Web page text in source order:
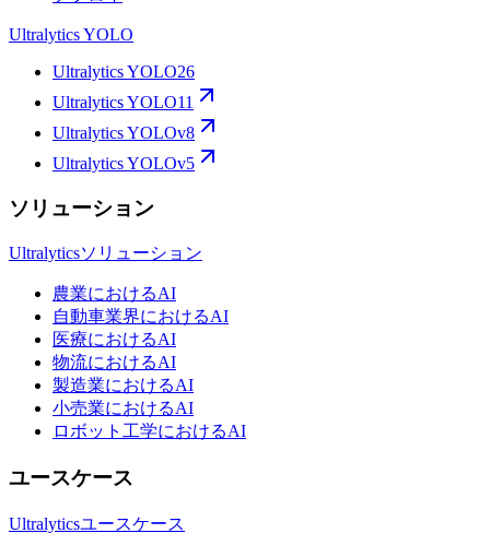
Ultralytics YOLO
Ultralytics YOLO26
Ultralytics YOLO11
Ultralytics YOLOv8
Ultralytics YOLOv5
ソリューション
Ultralyticsソリューション
農業におけるAI
自動車業界におけるAI
医療におけるAI
物流におけるAI
製造業におけるAI
小売業におけるAI
ロボット工学におけるAI
ユースケース
Ultralyticsユースケース